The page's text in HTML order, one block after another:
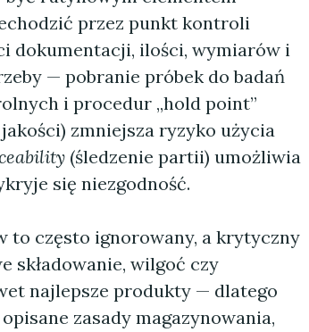
przez punkt kontroli
dokumentacji, ilości, wymiarów i
— pobranie próbek do badań
i procedur „hold point”
zmniejsza ryzyko użycia
(śledzenie partii) umożliwia
się niezgodność.
to często ignorowany, a krytyczny
składowanie, wilgoć czy
najlepsze produkty — dlatego
zasady magazynowania,